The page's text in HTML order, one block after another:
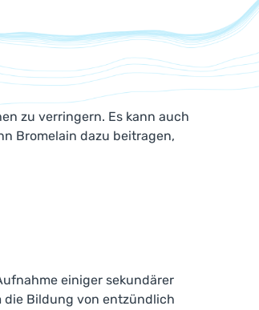
zu verringern. Es kann auch
Bromelain dazu beitragen,
einiger sekundärer
die Bildung von entzündlich